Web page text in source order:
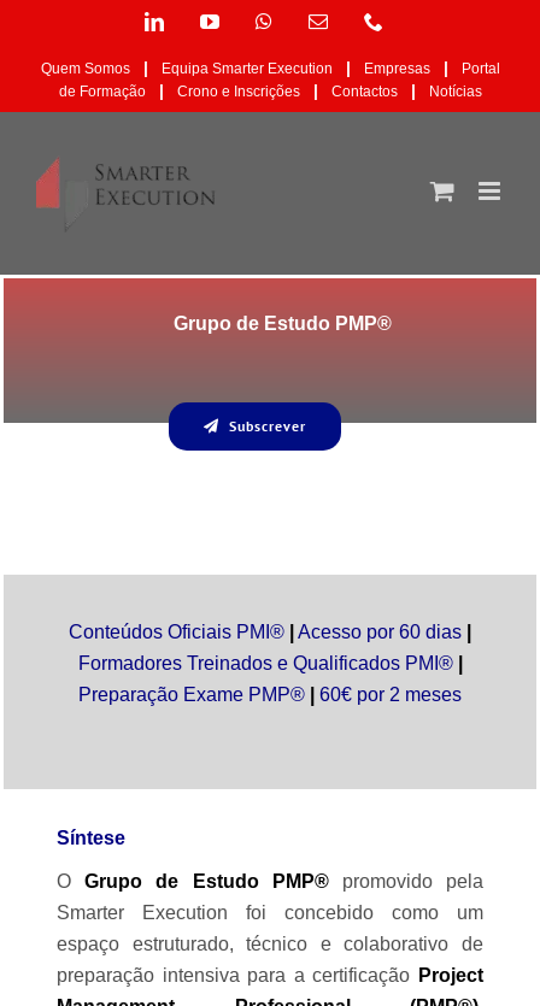
content
LinkedInYouTubeWhatsAppEmail
mas
não
publicado)
Quem Somos | Equipa Smarter Execution | Empresas |
Portal
de Formação
| Crono e Inscrições | Contactos | Notícias
Grupo de Estudo PMP®
Subscrever
Conteúdos Oficiais PMI ® Acesso por 60 dias
Formadores Treinados e Qualificados PMI ®
Preparação Exame PMP® 60€ por 2 meses
Síntese
OGrupo de Estudo PMP®promovido pela
Smarter Execution foi concebido como um
espaço estruturado, técnico e colaborativo de
preparação intensiva para a certificação Project